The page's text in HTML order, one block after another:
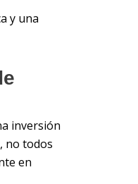
y una
inversión
no todos
en